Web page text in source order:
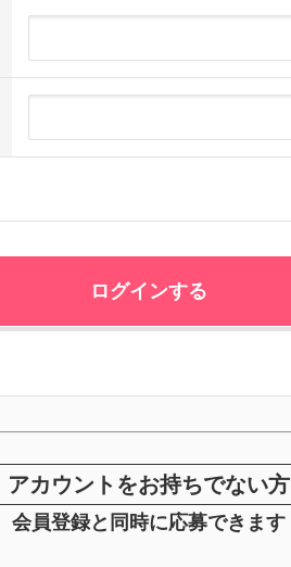
アカウントをお持ちでない方
会員登録と同時に応募できます